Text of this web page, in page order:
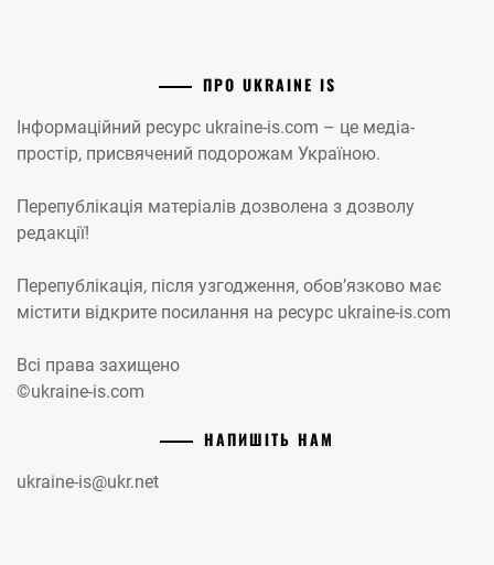
ПРО UKRAINE IS
Інформаційний ресурс ukraine-is.com – це медіа-
простір, присвячений подорожам Україною.
Перепублікація матеріалів дозволена з дозволу
редакції!
Перепублікація, після узгодження, обов’язково має
містити відкрите посилання на ресурс ukraine-is.com
Всі права захищено
©ukraine-is.com
НАПИШІТЬ НАМ
ukraine-is@ukr.net